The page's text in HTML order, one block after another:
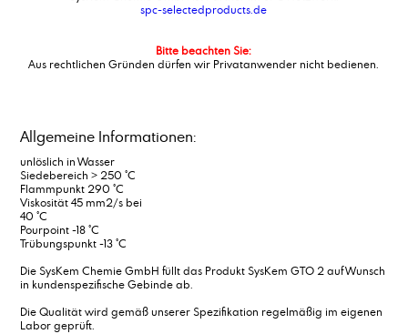
spc-selectedproducts.de
Bitte beachten Sie:
Aus rechtlichen Gründen dürfen wir Privatanwender nicht bedienen.
Allgemeine Informationen:
unlöslich in Wasser
Siedebereich > 250 °C
Flammpunkt 290 °C
Viskosität 45 mm2/s bei
40 °C
Pourpoint -18 °C
Trübungspunkt -13 °C
Die SysKem Chemie GmbH füllt das Produkt SysKem GTO 2 auf Wunsch
in kundenspezifische Gebinde ab.
Die Qualität wird gemäß unserer Spezifikation regelmäßig im eigenen
Labor geprüft.